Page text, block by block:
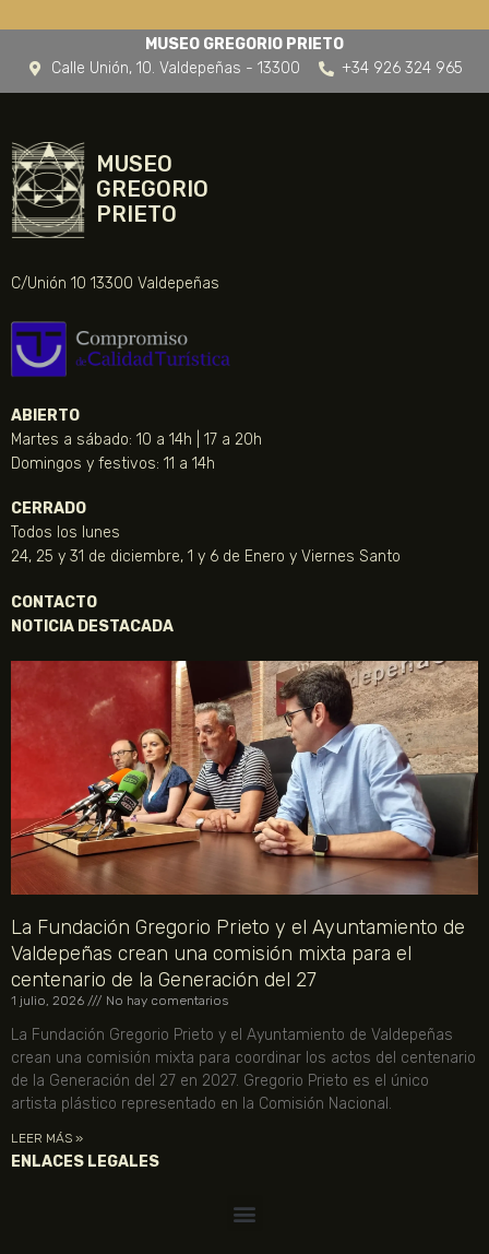
MUSEO GREGORIO PRIETO
Calle Unión, 10. Valdepeñas - 13300
+34 926 324 965
MUSEO
GREGORIO
PRIETO
C/Unión 10 13300 Valdepeñas
ABIERTO
Martes a sábado: 10 a 14h | 17 a 20h
Domingos y festivos: 11 a 14h
CERRADO
Todos los lunes
24, 25 y 31 de diciembre, 1 y 6 de Enero y Viernes Santo
CONTACTO
NOTICIA DESTACADA
La Fundación Gregorio Prieto y el Ayuntamiento de
Valdepeñas crean una comisión mixta para el
centenario de la Generación del 27
1 julio, 2026 No hay comentarios
La Fundación Gregorio Prieto y el Ayuntamiento de Valdepeñas
crean una comisión mixta para coordinar los actos del centenario
de la Generación del 27 en 2027. Gregorio Prieto es el único
artista plástico representado en la Comisión Nacional.
LEER MÁS »
ENLACES LEGALES